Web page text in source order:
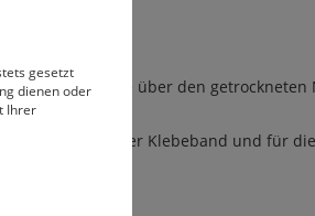
Zellette über den getrockneten
Fusselrolle oder Klebeband und für die
gesetzt
dienen oder
Ihrer